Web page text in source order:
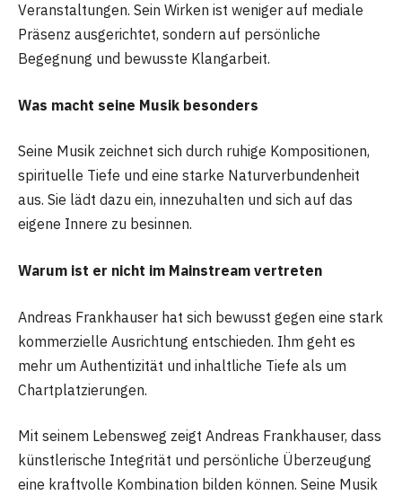
Veranstaltungen. Sein Wirken ist weniger auf mediale
Präsenz ausgerichtet, sondern auf persönliche
Begegnung und bewusste Klangarbeit.
Was macht seine Musik besonders
Seine Musik zeichnet sich durch ruhige Kompositionen,
spirituelle Tiefe und eine starke Naturverbundenheit
aus. Sie lädt dazu ein, innezuhalten und sich auf das
eigene Innere zu besinnen.
Warum ist er nicht im Mainstream vertreten
Andreas Frankhauser hat sich bewusst gegen eine stark
kommerzielle Ausrichtung entschieden. Ihm geht es
mehr um Authentizität und inhaltliche Tiefe als um
Chartplatzierungen.
Mit seinem Lebensweg zeigt Andreas Frankhauser, dass
künstlerische Integrität und persönliche Überzeugung
eine kraftvolle Kombination bilden können. Seine Musik